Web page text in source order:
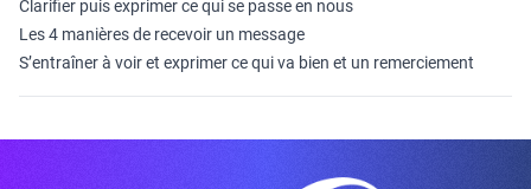
Clarifier puis exprimer ce qui se passe en nous
Les 4 manières de recevoir un message
S’entraîner à voir et exprimer ce qui va bien et un remerciement